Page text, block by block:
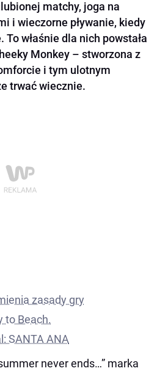
matchy, joga na
i wieczorne pływanie, kiedy
właśnie dla nich powstała
Monkey – stworzona z
i tym ulotnym
trwać wiecznie.
zasady gry
to Beach.
SANTA ANA
never ends…” marka